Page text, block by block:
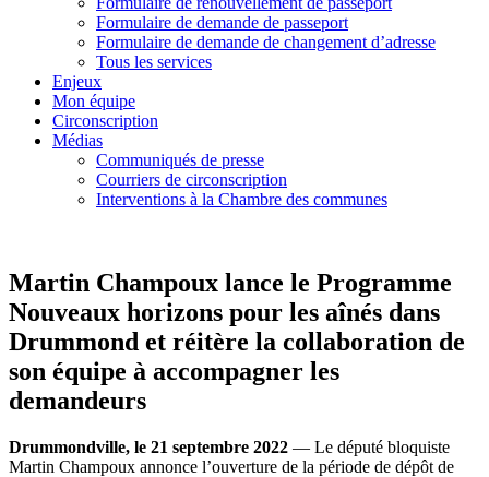
Formulaire de demande de passeport
Formulaire de demande de changement d’adresse
Tous les services
Enjeux
Mon équipe
Circonscription
Médias
Communiqués de presse
Courriers de circonscription
Interventions à la Chambre des communes
Martin Champoux lance le Programme
Nouveaux horizons pour les aînés dans
Drummond et réitère la collaboration de
son équipe à accompagner les
demandeurs
Drummondville, le 21 septembre 2022 — Le député bloquiste
Martin Champoux annonce l’ouverture de la période de dépôt de